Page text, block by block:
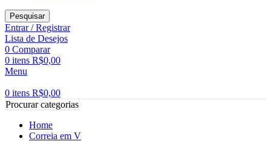
Pesquisar
Entrar / Registrar
Lista de Desejos
0 Comparar
0 itens R$0,00
Menu
0 itens R$0,00
Procurar categorias
Home
Correia em V